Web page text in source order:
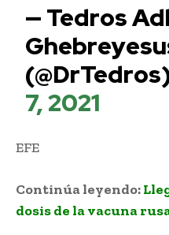
— Tedros
7, 2021
EFE
Continúa leyendo:
dosis de la vacuna